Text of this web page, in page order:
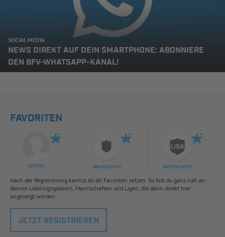
SOCIAL MEDIA
NEWS DIREKT AUF DEIN SMARTPHONE: ABONNIERE
DEN BFV-WHATSAPP-KANAL!
FAVORITEN
Spieler Mannschaft Wettbewerb
Nach der Registrierung kannst du dir Favoriten setzen. So bist du ganz nah an
deinen Lieblingsspielern, Mannschaften und Ligen, die dann direkt hier
angezeigt werden.
JETZT REGISTRIEREN